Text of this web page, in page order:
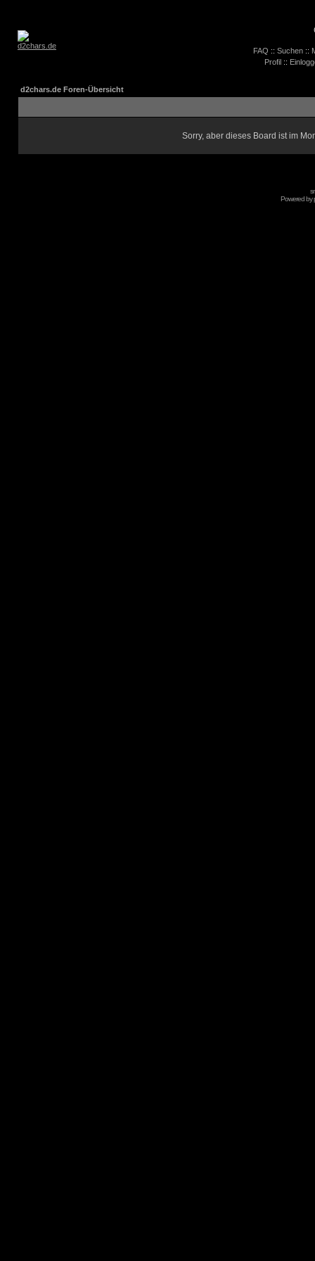
FAQ :: Suchen ::
Profil::
d2chars.de Foren-Übersicht
Sorry, aber dieses Board ist im
Powered by